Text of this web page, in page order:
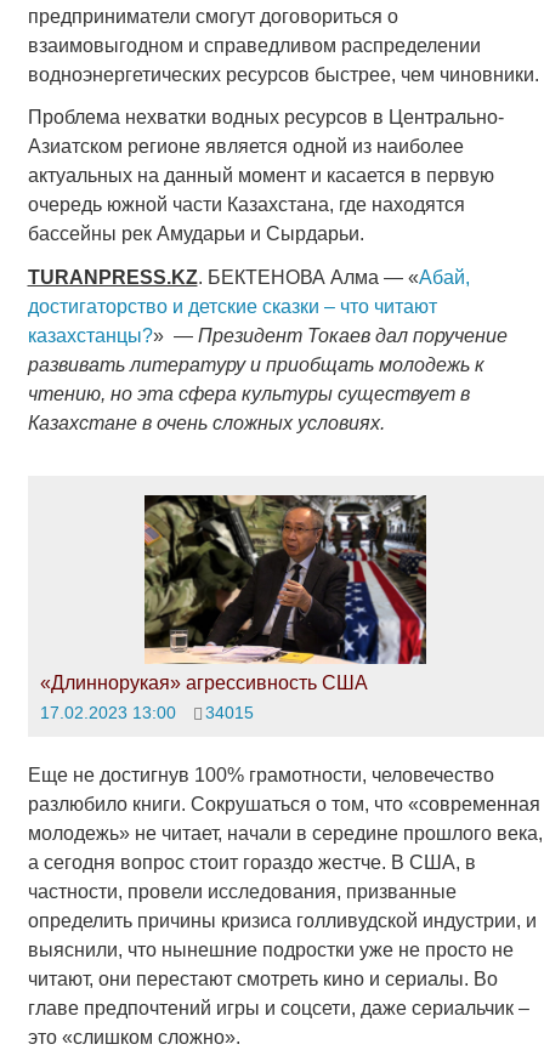
предприниматели смогут договориться о
взаимовыгодном и справедливом распределении
водноэнергетических ресурсов быстрее, чем чиновники.
Проблема нехватки водных ресурсов в Центрально-
Азиатском регионе является одной из наиболее
актуальных на данный момент и касается в первую
очередь южной части Казахстана, где находятся
бассейны рек Амударьи и Сырдарьи.
TURANPRESS.KZ. БЕКТЕНОВА Алма — «Абай,
достигаторство и детские сказки – что читают
казахстанцы?» — Президент Токаев дал поручение
развивать литературу и приобщать молодежь к
чтению, но эта сфера культуры существует в
Казахстане в очень сложных условиях.
«Длиннорукая» агрессивность США
17.02.2023 13:00 34015
Еще не достигнув 100% грамотности, человечество
разлюбило книги. Сокрушаться о том, что «современная
молодежь» не читает, начали в середине прошлого века,
а сегодня вопрос стоит гораздо жестче. В США, в
частности, провели исследования, призванные
определить причины кризиса голливудской индустрии, и
выяснили, что нынешние подростки уже не просто не
читают, они перестают смотреть кино и сериалы. Во
главе предпочтений игры и соцсети, даже сериальчик –
это «слишком сложно».